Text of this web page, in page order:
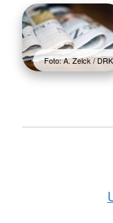
Foto: A. Zelck /